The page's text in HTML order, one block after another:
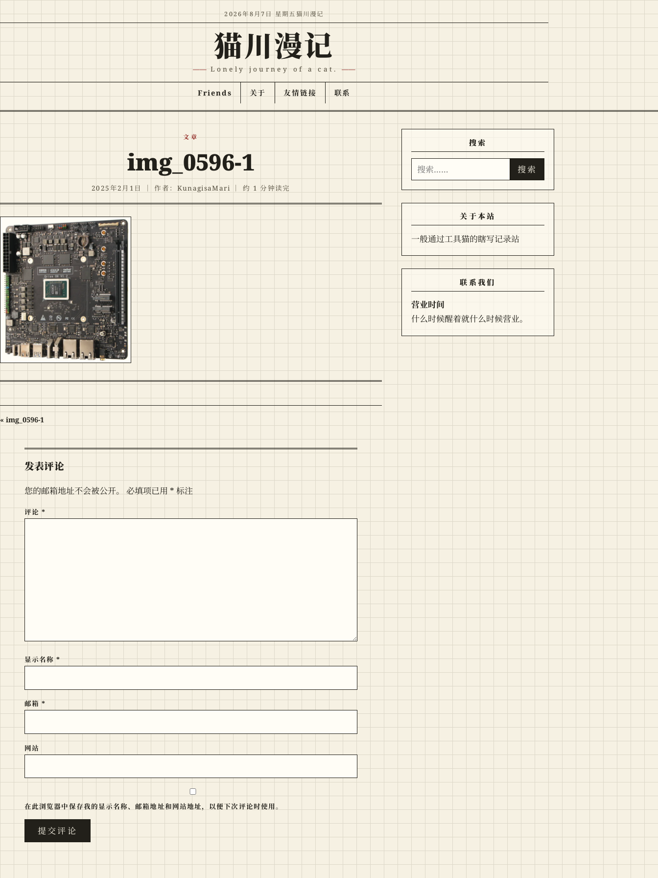
2026年8月7日 星期五猫川漫记
猫川漫记
Lonely journey of a cat.
Friends 关于 友情链接 联系
文章
img_0596-1
2025年2月1日 ｜作者：KunagisaMari ｜ 约 1 分钟读完
« img_0596-1
发表评论
您的邮箱地址不会被公开。 必填项已用 * 标注
评论*
显示名称*
邮箱*
网站
在此浏览器中保存我的显示名称、邮箱地址和网站地址，以便下次评论时使用。
搜索
搜索 搜索
关于本站
一般通过工具猫的瞎写记录站
联系我们
营业时间
什么时候醒着就什么时候营业。